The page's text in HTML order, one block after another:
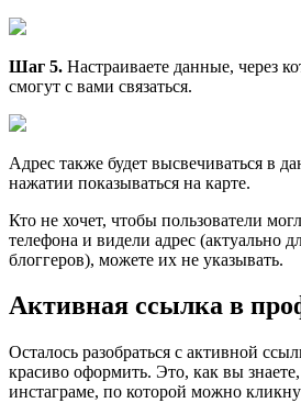
Шаг 5. Настраиваете данные, через
смогут с вами связаться.
Адрес также будет высвечиваться в
нажатии показываться на карте.
Кто не хочет, чтобы пользователи
телефона и видели адрес (актуально
блоггеров), можете их не указывать.
Активная ссылка в
Осталось разобраться с активной
красиво оформить. Это, как вы
инстаграме, по которой можно